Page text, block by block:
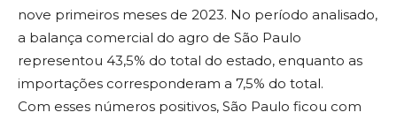
nove primeiros meses de 2023. No período analisado,
a balança comercial do agro de São Paulo
representou 43,5% do total do estado, enquanto as
importações corresponderam a 7,5% do total.
Com esses números positivos, São Paulo ficou com